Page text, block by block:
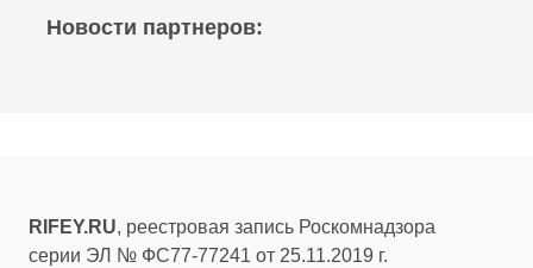
Новости партнеров:
RIFEY.RU, реестровая запись Роскомнадзора
серии ЭЛ № ФС77-77241 от 25.11.2019 г.